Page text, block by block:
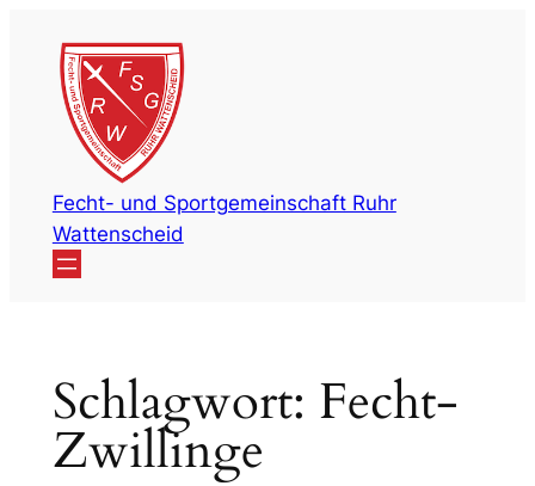
Inhalt
springen
Fecht- und Sportgemeinschaft Ruhr
Wattenscheid
Schlagwort: Fecht-
Zwillinge